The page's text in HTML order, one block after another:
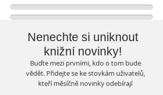
Nenechte si uniknout
knižní novinky!
Buďte mezi prvními, kdo o tom bude
vědět. Přidejte se ke stovkám uživatelů,
kteří měsíčně novinky odebírají